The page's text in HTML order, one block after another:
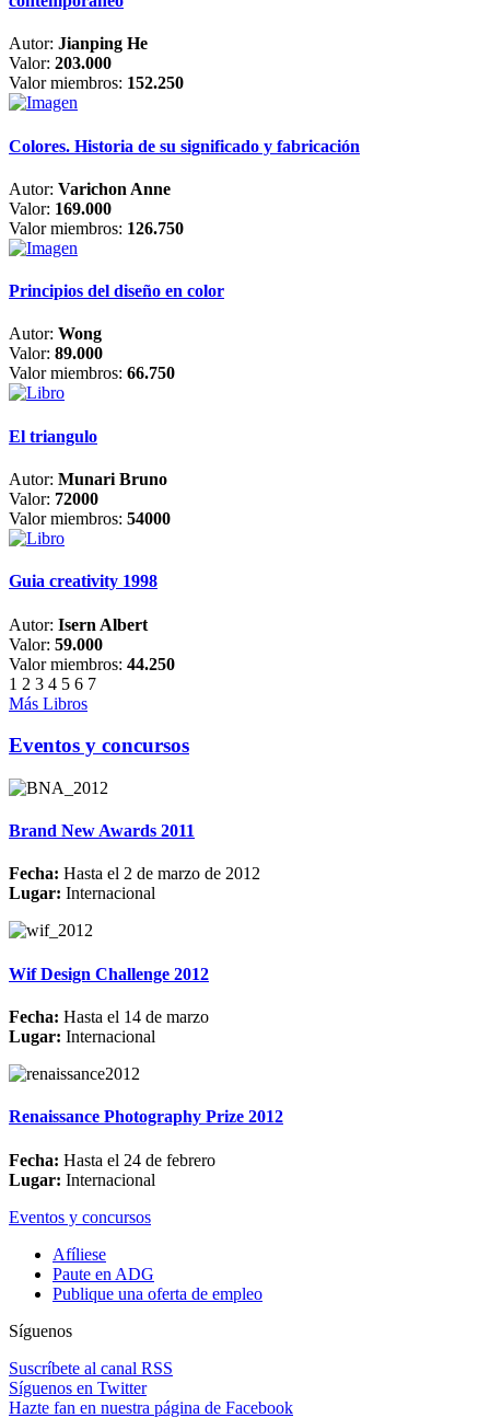
Autor: Jianping He
Valor: 203.000
Valor miembros: 152.250
Colores. Historia de su significado y fabricación
Autor: Varichon Anne
Valor: 169.000
Valor miembros: 126.750
Principios del diseño en color
Autor: Wong
Valor: 89.000
Valor miembros: 66.750
El triangulo
Autor: Munari Bruno
Valor: 72000
Valor miembros: 54000
Guia creativity 1998
Autor: Isern Albert
Valor: 59.000
Valor miembros: 44.250
1 2 3 4 5 6 7
Más Libros
Eventos y concursos
Brand New Awards 2011
Fecha: Hasta el 2 de marzo de 2012
Lugar: Internacional
Wif Design Challenge 2012
Fecha: Hasta el 14 de marzo
Lugar: Internacional
Renaissance Photography Prize 2012
Fecha: Hasta el 24 de febrero
Lugar: Internacional
Eventos y concursos
Afíliese
Paute en ADG
Publique una oferta de empleo
Síguenos
Suscríbete al canal RSS
Síguenos en Twitter
Hazte fan en nuestra página de Facebook